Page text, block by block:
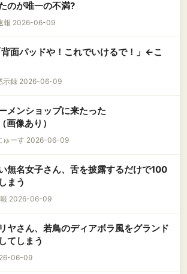
のが唯一の不満?
報 2026-06-09
面パッドや！これでいけるで！」←こ
示録 2026-06-09
メンショップに来たった
像あり）
ゅーす 2026-06-09
無名女子さん、舌を披露するだけで100
まう
報 2026-06-09
ヤさん、若鳥のディアボラ風をグランド
てしまう
06-09